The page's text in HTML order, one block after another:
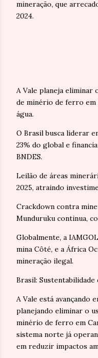
mineração, que
2024.
A Vale planeja eliminar
de minério de ferro em
água.
O Brasil busca liderar
23% do global e
BNDES.
Leilão de áreas
2025, atraindo
Crackdown contra
Munduruku continua,
Globalmente, a
mina Côté, e a África
mineração ilegal.
Brasil:
A Vale está avançando
planejando eliminar o
minério de ferro em
sistema norte já
em reduzir impactos